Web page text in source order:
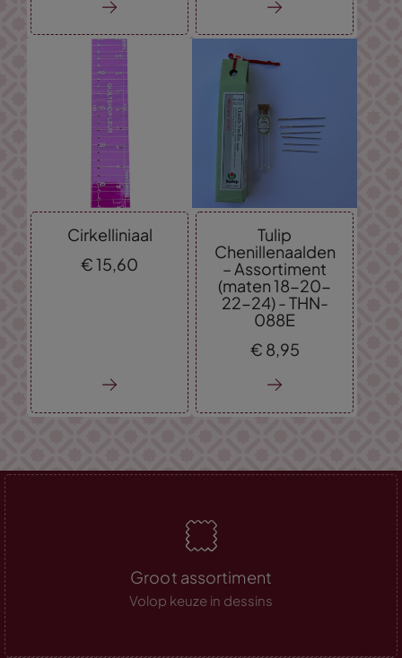
Cirkelliniaal
€15, 60
Tulip
Chenillenaalden
– Assortiment
(maten 18-20-
22-24) - THN-
088E
€ 8, 95
Groot assortiment
Volop keuze in dessins